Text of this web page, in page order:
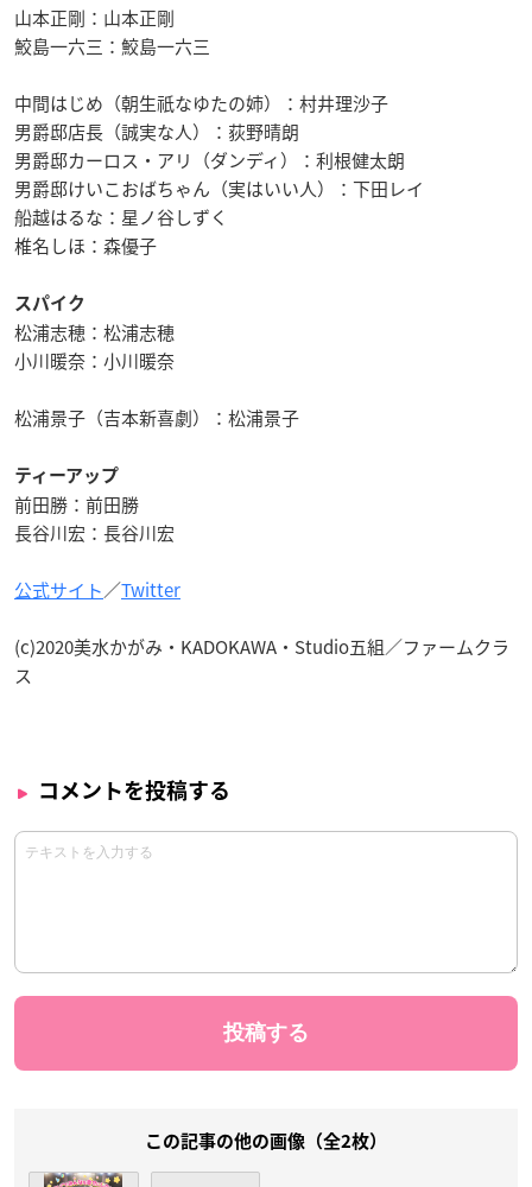
山本正剛：山本正剛
鮫島一六三：鮫島一六三
中間はじめ（朝生祇なゆたの姉）：村井理沙子
男爵邸店長（誠実な人）：荻野晴朗
男爵邸カーロス・アリ（ダンディ）：利根健太朗
男爵邸けいこおばちゃん（実はいい人）：下田レイ
船越はるな：星ノ谷しずく
椎名しほ：森優子
スパイク
松浦志穂：松浦志穂
小川暖奈：小川暖奈
松浦景子（吉本新喜劇）：松浦景子
ティーアップ
前田勝：前田勝
長谷川宏：長谷川宏
公式サイト／Twitter
(c)2020美水かがみ・KADOKAWA・Studio五組／ファームクラ
ス
コメントを投稿する
この記事の他の画像（全2枚）